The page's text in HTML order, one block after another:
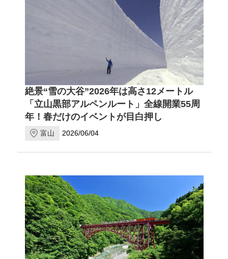
絶景“雪の大谷”2026年は高さ12メートル
「立山黒部アルペンルート」全線開業55周
年！春だけのイベントが目白押し
富山 2026/06/04